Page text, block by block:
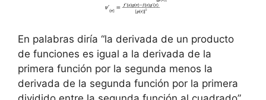
En palabras diría “la derivada de un producto
de funciones es igual a la derivada de la
primera función por la segunda menos la
derivada de la segunda función por la primera